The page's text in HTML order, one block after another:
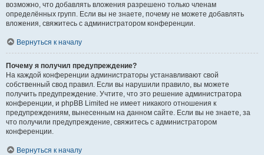
возможно, что добавлять вложения разрешено только членам
определённых групп. Если вы не знаете, почему не можете добавлять
вложения, свяжитесь с администратором конференции.
Вернуться к началу
Почему я получил предупреждение?
На каждой конференции администраторы устанавливают свой
собственный свод правил. Если вы нарушили правило, вы можете
получить предупреждение. Учтите, что это решение администратора
конференции, и phpBB Limited не имеет никакого отношения к
предупреждениям, вынесенным на данном сайте. Если вы не знаете, за
что получили предупреждение, свяжитесь с администратором
конференции.
Вернуться к началу